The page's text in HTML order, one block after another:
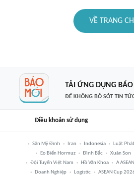
VỀ TRANG
TẢI ỨNG DỤNG
ĐỂ KHÔNG BỎ SÓT TIN
Điều khoản sử dụng
Sân Mỹ Đình Iran Indonesia Luật
Eo Biển Hormuz
Đình Bắc Xuân Son
Đội Tuyển Việt Nam
Hồ Văn Khoa A
Doanh Nghiệp
Logistic ASEAN Cup